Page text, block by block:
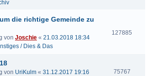
die richtige Gemeinde zu
von Joschie « 21.03.2018 18:34
/ Dies & Das
127885
von UriKulm « 31.12.2017 19:16
75767